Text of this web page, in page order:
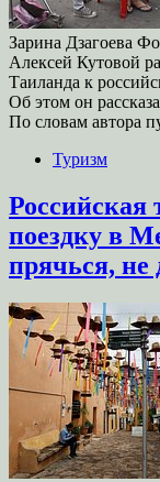
Зарина Дзагоева
Алексей Кутовой
Таиланда к
Об этом он
По словам автора
Туризм
Российская
поездку в
прячься,